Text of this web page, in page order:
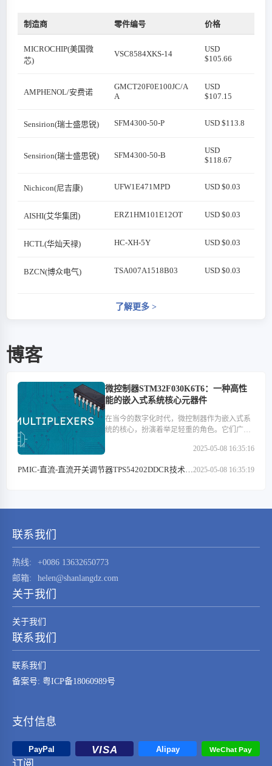
制造商 零件编号 价格
MICROCHIP(美国微
芯)
VSC8584XKS-14
USD
$105.66
AMPHENOL/安费诺
GMCT20F0E100JC/A
A
USD
$107.15
Sensirion(瑞士盛思锐) SFM4300-50-P USD $113.8
Sensirion(瑞士盛思锐) SFM4300-50-B
USD
$118.67
Nichicon(尼吉康) UFW1E471MPD USD $0.03
AISHI(艾华集团) ERZ1HM101E12OT USD $0.03
HCTL(华灿天禄) HC-XH-5Y USD $0.03
BZCN(博众电气) TSA007A1518B03 USD $0.03
了解更多 >
博客
微控制器STM32F030K6T6：一种高性
能的嵌入式系统核心元器件
在当今的数字化时代，微控制器作为嵌入式系
统的核心，扮演着举足轻重的角色。它们广泛
类电子产品以及通信设备等多个领域。在这些
功耗和丰富的外设接口等特点，成为了众多开
2025-05-08 16:35:16
PMIC-直流-直流开关调节器TPS54202DDCR技术特2025-05-08 16:35:19
联系我们
热线:
+0086 13632650773
邮箱:
helen@shanlangdz.com
关于我们
关于我们
联系我们
联系我们
备案号: 粤ICP备18060989号
支付信息